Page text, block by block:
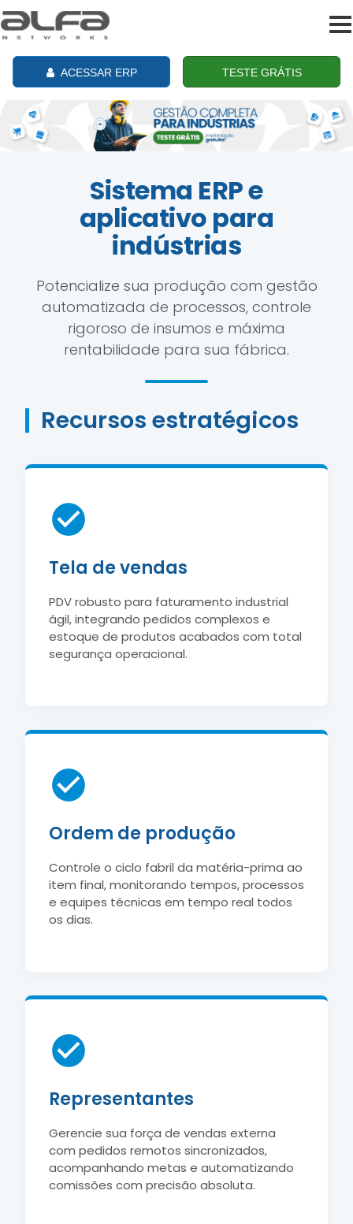
ACESSAR ERP TESTE GRÁTIS
Sistema ERP e
aplicativo para
indústrias
Potencialize sua produção com gestão
automatizada de processos, controle
rigoroso de insumos e máxima
rentabilidade para sua fábrica.
Recursos estratégicos
Tela de vendas
PDV robusto para faturamento industrial
ágil, integrando pedidos complexos e
estoque de produtos acabados com total
segurança operacional.
Ordem de produção
Controle o ciclo fabril da matéria-prima ao
item final, monitorando tempos, processos
e equipes técnicas em tempo real todos
os dias.
Representantes
Gerencie sua força de vendas externa
com pedidos remotos sincronizados,
acompanhando metas e automatizando
comissões com precisão absoluta.